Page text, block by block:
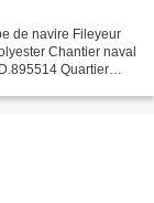
de navire Fileyeur
Chantier naval
Quartier